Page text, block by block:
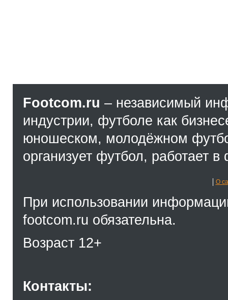
Footcom.ru – независимый
индустрии, футболе как
юношеском, молодёжном
организует футбол, работает
О
При использовании
footcom.ru обязательна.
Возраст 12+
Контакты: